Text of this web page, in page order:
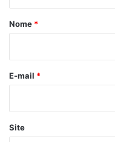
r
*
Nome *
E-mail *
Site